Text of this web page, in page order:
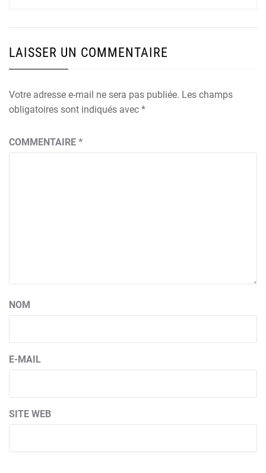
LAISSER UN COMMENTAIRE
Votre adresse e-mail ne sera pas publiée. Les champs
obligatoires sont indiqués avec *
COMMENTAIRE *
NOM
E-MAIL
SITE WEB